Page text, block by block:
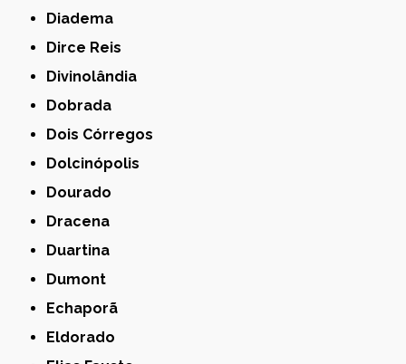
Diadema
Dirce Reis
Divinolândia
Dobrada
Dois Córregos
Dolcinópolis
Dourado
Dracena
Duartina
Dumont
Echaporã
Eldorado